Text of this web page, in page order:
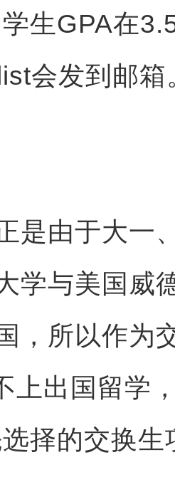
生GPA在
会发到邮
是由于大一
学与美国威
，所以作为
上出国留学
择的交换生